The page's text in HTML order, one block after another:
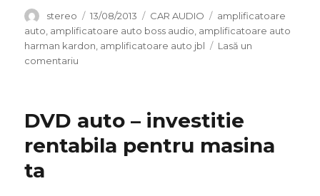
Autor
stereo
Publicat
pe
13/08/2013 Categorii
CAR AUDIO Etichete
amplificatoare
auto, amplificatoare auto boss audio, amplificatoare auto
harman kardon, amplificatoare auto jbl
Lasă un
comentariu
oferta
Stereomag.ro
DVD auto – investitie
rentabila pentru masina
ta